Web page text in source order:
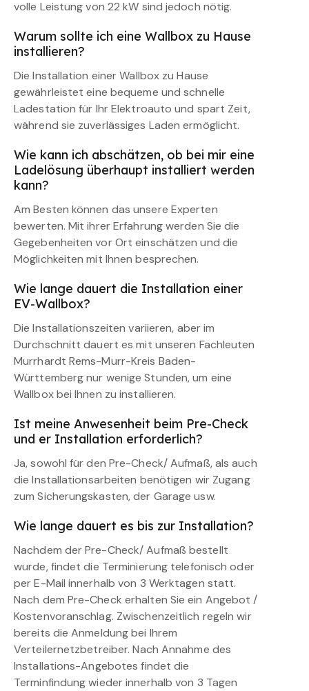
volle Leistung von 22 kW sind jedoch nötig.
Warum sollte ich eine Wallbox zu Hause
installieren?
Die Installation einer Wallbox zu Hause
gewährleistet eine bequeme und schnelle
Ladestation für Ihr Elektroauto und spart Zeit,
während sie zuverlässiges Laden ermöglicht.
Wie kann ich abschätzen, ob bei mir eine
Ladelösung überhaupt installiert werden
kann?
Am Besten können das unsere Experten
bewerten. Mit ihrer Erfahrung werden Sie die
Gegebenheiten vor Ort einschätzen und die
Möglichkeiten mit Ihnen besprechen.
Wie lange dauert die Installation einer
EV-Wallbox?
Die Installationszeiten variieren, aber im
Durchschnitt dauert es mit unseren Fachleuten
Murrhardt Rems-Murr-Kreis Baden-
Württemberg nur wenige Stunden, um eine
Wallbox bei Ihnen zu installieren.
Ist meine Anwesenheit beim Pre-Check
und er Installation erforderlich?
Ja, sowohl für den Pre-Check/ Aufmaß, als auch
die Installationsarbeiten benötigen wir Zugang
zum Sicherungskasten, der Garage usw.
Wie lange dauert es bis zur Installation?
Nachdem der Pre-Check/ Aufmaß bestellt
wurde, findet die Terminierung telefonisch oder
per E-Mail innerhalb von 3 Werktagen statt.
Nach dem Pre-Check erhalten Sie ein Angebot /
Kostenvoranschlag. Zwischenzeitlich regeln wir
bereits die Anmeldung bei Ihrem
Verteilernetzbetreiber. Nach Annahme des
Installations-Angebotes findet die
Terminfindung wieder innerhalb von 3 Tagen